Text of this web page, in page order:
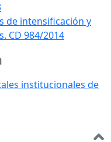
de intensificación y
CD 984/2014
institucionales de